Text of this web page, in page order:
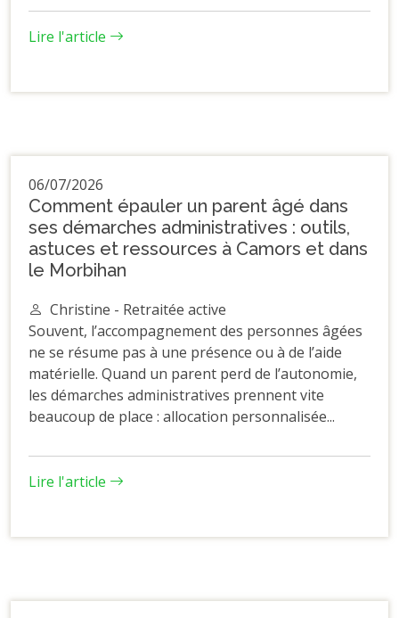
Lire l'article
06/07/2026
Comment épauler un parent âgé dans
ses démarches administratives : outils,
astuces et ressources à Camors et dans
le Morbihan
Christine - Retraitée active
Souvent, l’accompagnement des personnes âgées
ne se résume pas à une présence ou à de l’aide
matérielle. Quand un parent perd de l’autonomie,
les démarches administratives prennent vite
beaucoup de place : allocation personnalisée...
Lire l'article